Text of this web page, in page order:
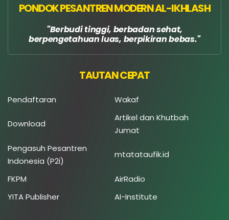
PONDOK PESANTREN MODERN AL-IKHLASH
Berbudi tinggi, berbadan sehat,
berpengetahuan luas, berpikiran bebas.
TAUTAN CEPAT
Pendaftaran Wakaf
Download
Artikel dan Khutbah
Jumat
Pengasuh Pesantren
Indonesia (P2i)
mtatataufik.id
FKPM
AirRadio
YITA Publisher
AI-Institute